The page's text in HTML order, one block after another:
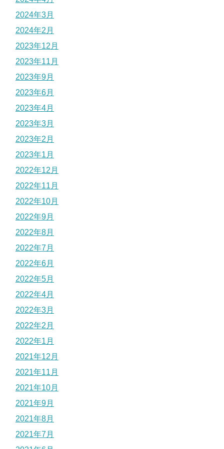
2024年3月
2024年2月
2023年12月
2023年11月
2023年9月
2023年6月
2023年4月
2023年3月
2023年2月
2023年1月
2022年12月
2022年11月
2022年10月
2022年9月
2022年8月
2022年7月
2022年6月
2022年5月
2022年4月
2022年3月
2022年2月
2022年1月
2021年12月
2021年11月
2021年10月
2021年9月
2021年8月
2021年7月